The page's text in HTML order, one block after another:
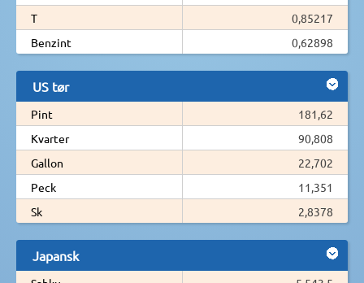
T
0,85217
Benzint
0,62898
US tør
Pint
181,62
Kvarter
90,808
Gallon
22,702
Peck
11,351
Sk
2,8378
Japansk